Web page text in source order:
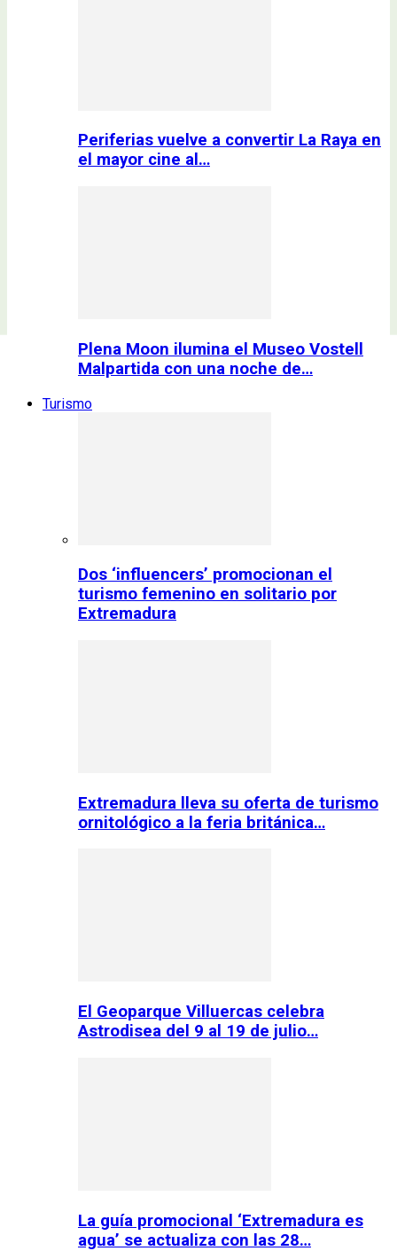
Periferias vuelve a convertir La Raya en
el mayor cine al…
Plena Moon ilumina el Museo Vostell
Malpartida con una noche de…
Turismo
Dos ‘influencers’ promocionan el
turismo femenino en solitario por
Extremadura
Extremadura lleva su oferta de turismo
ornitológico a la feria británica…
El Geoparque Villuercas celebra
Astrodisea del 9 al 19 de julio…
La guía promocional ‘Extremadura es
agua’ se actualiza con las 28…